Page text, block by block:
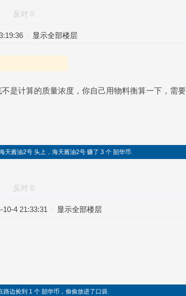
反对 0
显示全部楼层
是计算的质量浓度，你自己用物料衡算一下，需
天酱油2号 头上，海天酱油2号 赚了 3 个 韶华币.
反对 0
10-4 21:33:31 显示全部楼层
路边捡到 1 个 韶华币，偷偷放进了口袋.